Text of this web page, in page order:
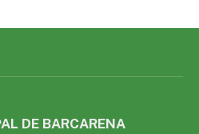
DE BARCARENA